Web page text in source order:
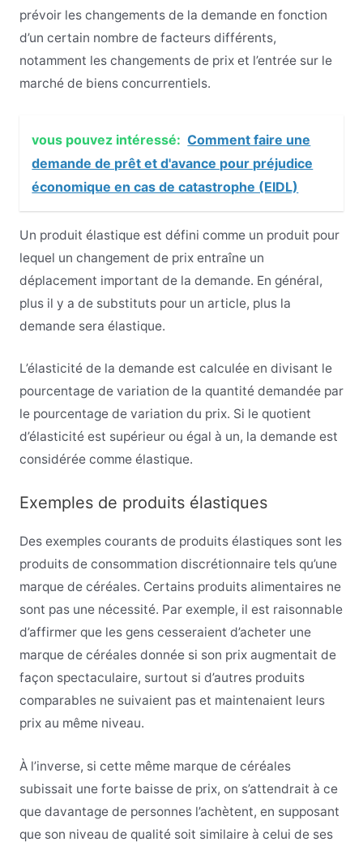
prévoir les changements de la demande en fonction
d’un certain nombre de facteurs différents,
notamment les changements de prix et l’entrée sur le
marché de biens concurrentiels.
vous pouvez intéressé: Comment faire une
demande de prêt et d'avance pour préjudice
économique en cas de catastrophe (EIDL)
Un produit élastique est défini comme un produit pour
lequel un changement de prix entraîne un
déplacement important de la demande. En général,
plus il y a de substituts pour un article, plus la
demande sera élastique.
L’élasticité de la demande est calculée en divisant le
pourcentage de variation de la quantité demandée par
le pourcentage de variation du prix. Si le quotient
d’élasticité est supérieur ou égal à un, la demande est
considérée comme élastique.
Exemples de produits élastiques
Des exemples courants de produits élastiques sont les
produits de consommation discrétionnaire tels qu’une
marque de céréales. Certains produits alimentaires ne
sont pas une nécessité. Par exemple, il est raisonnable
d’affirmer que les gens cesseraient d’acheter une
marque de céréales donnée si son prix augmentait de
façon spectaculaire, surtout si d’autres produits
comparables ne suivaient pas et maintenaient leurs
prix au même niveau.
À l’inverse, si cette même marque de céréales
subissait une forte baisse de prix, on s’attendrait à ce
que davantage de personnes l’achètent, en supposant
que son niveau de qualité soit similaire à celui de ses